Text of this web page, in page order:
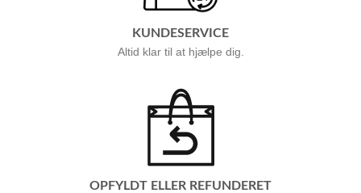
KUNDESERVICE
Altid klar til at hjælpe dig.
OPFYLDT ELLER REFUNDERET